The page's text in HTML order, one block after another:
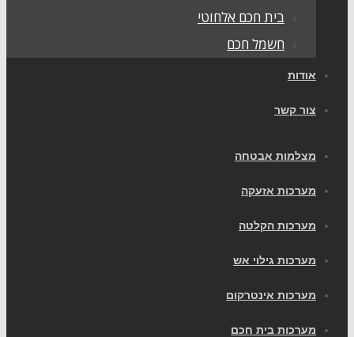
בית חכם אלחוטי
חשמל חכם
קשר
אבטחה
אזעקה
הקלטה
גילוי אש
אינטרקום
בית חכם